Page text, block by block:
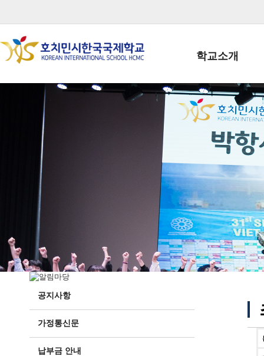
학교소개
학교장인사말
학생회장인사말
학교상징
학교 CI
교직원현황
학생현황
위치/전화
전경사진
공지사항
가정통신문
납부금 안내